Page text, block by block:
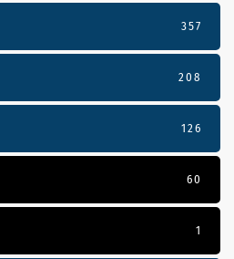
357
208
126
60
1